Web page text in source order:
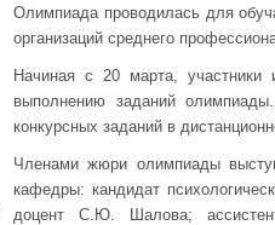
Олимпиада проводилась для
организаций среднего
Начиная с 20 марта, участники
выполнению заданий
конкурсных заданий в
Членами жюри олимпиады
кафедры: кандидат
доцент С.Ю. Шалова;